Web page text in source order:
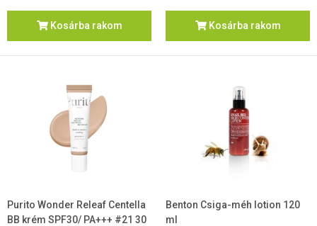
Kosárba rakom Kosárba rakom
Purito Wonder Releaf Centella
BB krém SPF30/ PA+++ #21 30
Benton Csiga-méh lotion 120
ml